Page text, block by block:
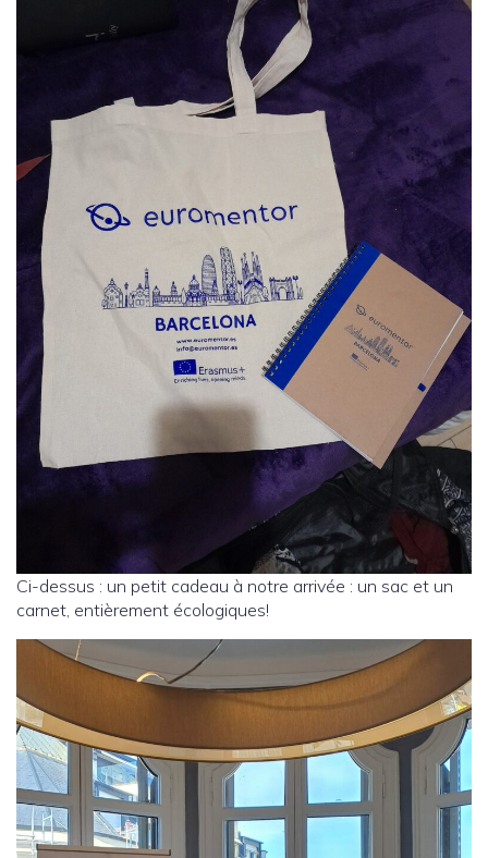
Ci-dessus : un petit cadeau à notre arrivée : un sac et un
carnet, entièrement écologiques!